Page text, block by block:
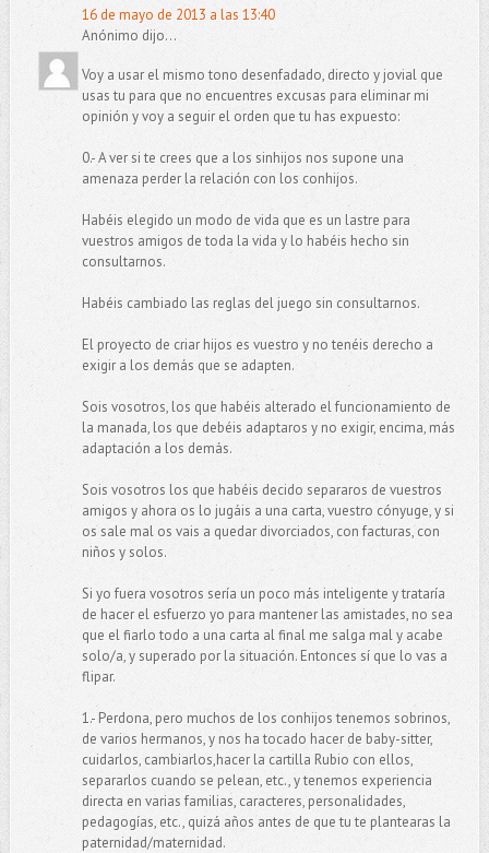
16 de mayo de 2013 a las 13:40
Anónimo dijo...
Voy a usar el mismo tono desenfadado, directo y jovial que
usas tu para que no encuentres excusas para eliminar mi
opinión y voy a seguir el orden que tu has expuesto:
0.- A ver si te crees que a los sinhijos nos supone una
amenaza perder la relación con los conhijos.
Habéis elegido un modo de vida que es un lastre para
vuestros amigos de toda la vida y lo habéis hecho sin
consultarnos.
Habéis cambiado las reglas del juego sin consultarnos.
El proyecto de criar hijos es vuestro y no tenéis derecho a
exigir a los demás que se adapten.
Sois vosotros, los que habéis alterado el funcionamiento de
la manada, los que debéis adaptaros y no exigir, encima, más
adaptación a los demás.
Sois vosotros los que habéis decido separaros de vuestros
amigos y ahora os lo jugáis a una carta, vuestro cónyuge, y si
os sale mal os vais a quedar divorciados, con facturas, con
niños y solos.
Si yo fuera vosotros sería un poco más inteligente y trataría
de hacer el esfuerzo yo para mantener las amistades, no sea
que el fiarlo todo a una carta al final me salga mal y acabe
solo/a, y superado por la situación. Entonces sí que lo vas a
flipar.
1.- Perdona, pero muchos de los conhijos tenemos sobrinos,
de varios hermanos, y nos ha tocado hacer de baby-sitter,
cuidarlos, cambiarlos,hacer la cartilla Rubio con ellos,
separarlos cuando se pelean, etc., y tenemos experiencia
directa en varias familias, caracteres, personalidades,
pedagogías, etc., quizá años antes de que tu te plantearas la
paternidad/maternidad.